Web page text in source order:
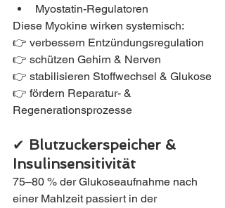
Myostatin-Regulatoren
Diese Myokine wirken systemisch:
👉 verbessern Entzündungsregulation
👉 schützen Gehirn & Nerven
👉 stabilisieren Stoffwechsel & Glukose
👉 fördern Reparatur- &
Regenerationsprozesse
✔ Blutzuckerspeicher &
Insulinsensitivität
75–80 % der Glukoseaufnahme nach
einer Mahlzeit passiert in der